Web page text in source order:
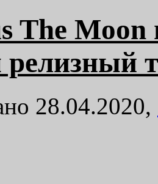
The
28.04.2020,